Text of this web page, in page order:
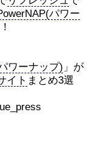
パワー
ワーナップ) 」が
イト まとめ3選